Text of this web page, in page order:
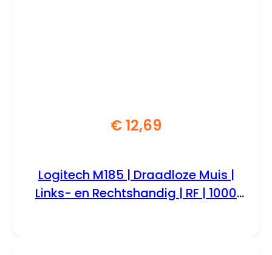
€12,69
Logitech M185 | Draadloze Muis |
Links- en Rechtshandig | RF | 1000